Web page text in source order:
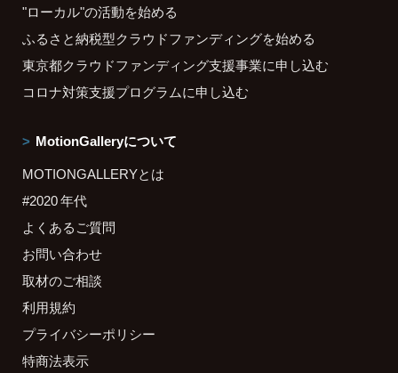
"ローカル"の活動を始める
ふるさと納税型クラウドファンディングを始める
東京都クラウドファンディング支援事業に申し込む
コロナ対策支援プログラムに申し込む
MotionGalleryについて
MOTIONGALLERYとは
#2020 年代
よくあるご質問
お問い合わせ
取材のご相談
利用規約
プライバシーポリシー
特商法表示